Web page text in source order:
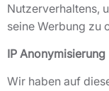
Nutzerverhaltens,
seine Werbung zu
IP Anonymisierung
Wir haben auf